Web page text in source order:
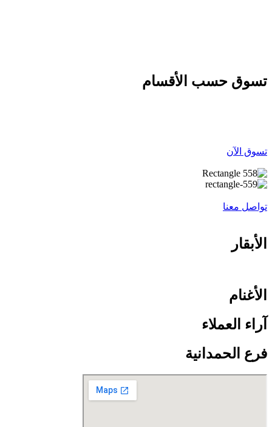
تسوق حسب الأقسام
تسوق الآن
تواصل معنا
الأبقار
الأغنام
آراء العملاء
فرع الحمدانية